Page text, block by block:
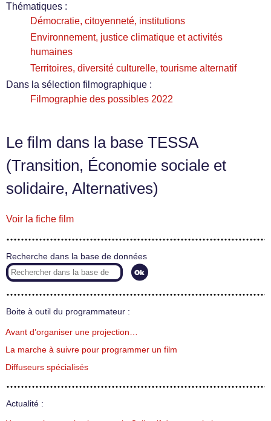
Thématiques :
Démocratie, citoyenneté, institutions
Environnement, justice climatique et activités
humaines
Territoires, diversité culturelle, tourisme alternatif
Dans la sélection filmographique :
Filmographie des possibles 2022
Le film dans la base TESSA
(Transition, Économie sociale et
solidaire, Alternatives)
Voir la fiche film
Recherche dans la base de données
Boite à outil du programmateur :
Avant d’organiser une projection…
La marche à suivre pour programmer un film
Diffuseurs spécialisés
Actualité :